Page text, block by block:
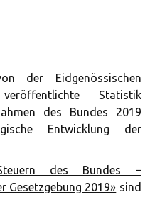
der Eidgenössischen
Statistik
des Bundes 2019
Entwicklung der
des Bundes –
Gesetzgebung 2019» sind